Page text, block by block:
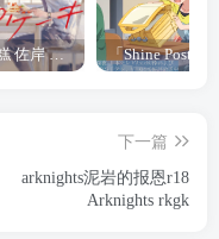
经典杯子蛋糕 佐岸 漫画「经典杯子蛋糕」宣布真人日剧化
下一篇
arknights泥岩的报恩r18
Arknights rkgk